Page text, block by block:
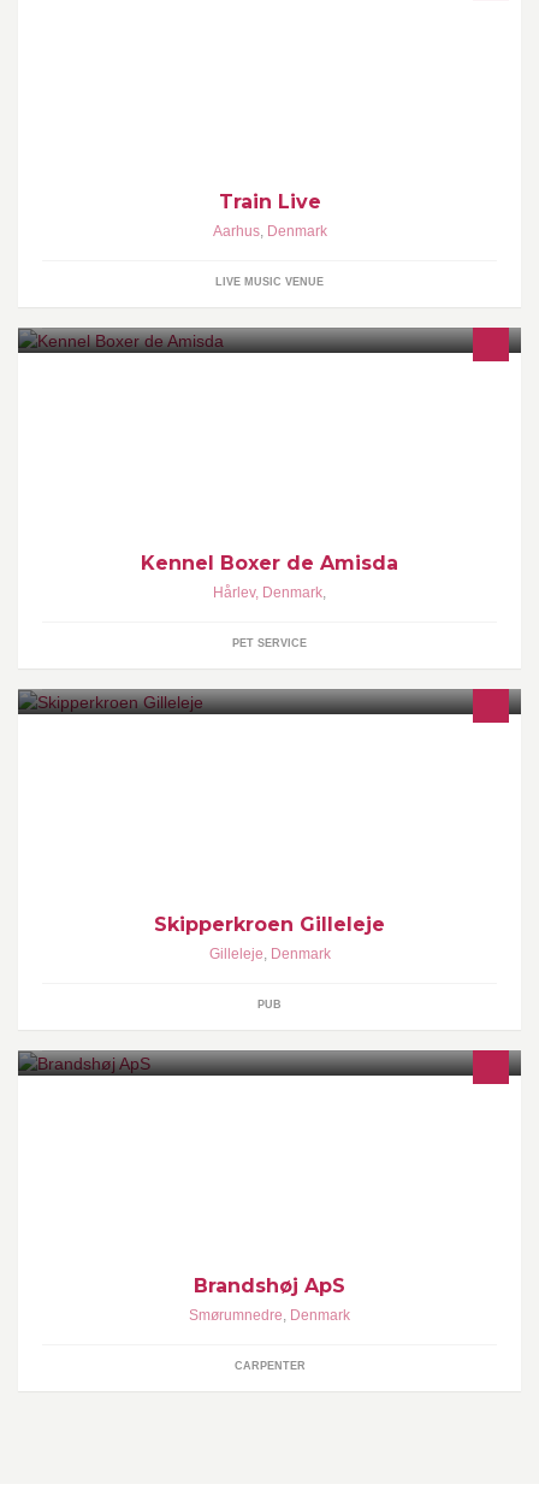
Train Live
Aarhus, Denmark
LIVE MUSIC VENUE
Kennel Boxer de Amisda
Hårlev, Denmark,
PET SERVICE
Skipperkroen Gilleleje
Gilleleje, Denmark
PUB
Brandshøj ApS
Smørumnedre, Denmark
CARPENTER